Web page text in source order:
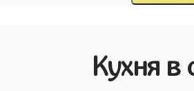
Кухня в